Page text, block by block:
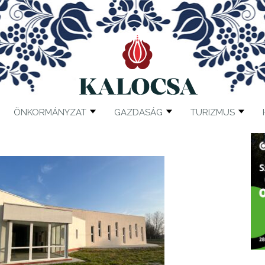
ÖNKORMÁNYZAT GAZDASÁG TURIZMUS